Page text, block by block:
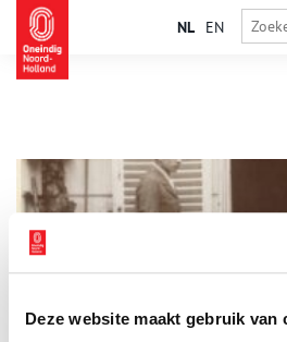
Deze website maakt gebruik van
NL EN